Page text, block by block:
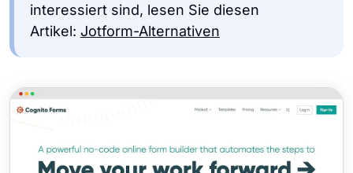
interessiert sind, lesen Sie diesen
Artikel: Jotform-Alternativen